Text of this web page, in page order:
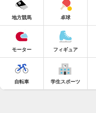
地方競馬 卓球
モーター フィギュア
自転車 学生スポーツ